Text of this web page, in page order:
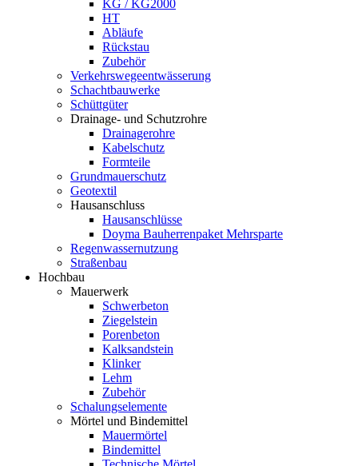
KG / KG2000
HT
Abläufe
Rückstau
Zubehör
Verkehrswegeentwässerung
Schachtbauwerke
Schüttgüter
Drainage- und Schutzrohre
Drainagerohre
Kabelschutz
Formteile
Grundmauerschutz
Geotextil
Hausanschluss
Hausanschlüsse
Doyma Bauherrenpaket Mehrsparte
Regenwassernutzung
Straßenbau
Hochbau
Mauerwerk
Schwerbeton
Ziegelstein
Porenbeton
Kalksandstein
Klinker
Lehm
Zubehör
Schalungselemente
Mörtel und Bindemittel
Mauermörtel
Bindemittel